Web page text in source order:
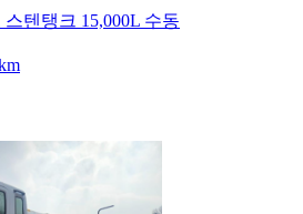
텐탱크 15,000L 수동